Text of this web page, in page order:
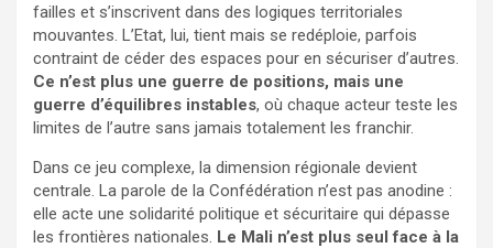
failles et s’inscrivent dans des logiques territoriales
mouvantes. L’Etat, lui, tient mais se redéploie, parfois
contraint de céder des espaces pour en sécuriser d’autres.
Ce n’est plus une guerre de positions, mais une
guerre d’équilibres instables, où chaque acteur teste les
limites de l’autre sans jamais totalement les franchir.
Dans ce jeu complexe, la dimension régionale devient
centrale. La parole de la Confédération n’est pas anodine :
elle acte une solidarité politique et sécuritaire qui dépasse
les frontières nationales. Le Mali n’est plus seul face à la